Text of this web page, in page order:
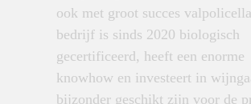
ook met groot succes
bedrijf is sinds 2020 biologisch
gecertificeerd, heeft een enorme
knowhow en investeert in
bijzonder geschikt zijn voor de